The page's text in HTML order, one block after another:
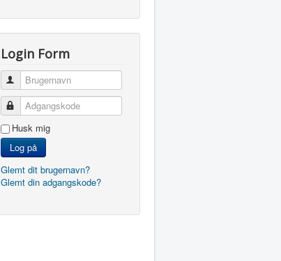
Login Form
Brugernavn
Adgangskode
Husk mig
Log på
Glemt dit brugernavn?
Glemt din adgangskode?